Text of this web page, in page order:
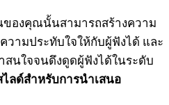
ของคุณนั้นสามารถสร้างความ
วามประทับใจให้กับผู้ฟังได้ และ
สนใจจนดึงดูดผู้ฟังได้ในระดับ
ไลด์สำหรับการนำเสนอ